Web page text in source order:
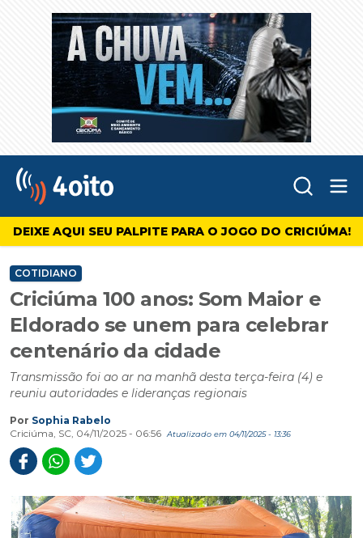
4oito
DEIXE AQUI SEU PALPITE PARA O JOGO DO CRICIÚMA!
COTIDIANO
Criciúma 100 anos: Som Maior e
Eldorado se unem para celebrar
centenário da cidade
Transmissão foi ao ar na manhã desta terça-feira (4) e
reuniu autoridades e lideranças regionais
Por Sophia Rabelo
Criciúma, SC, 04/11/2025 - 06:56
Atualizado em 04/11/2025 - 13:36